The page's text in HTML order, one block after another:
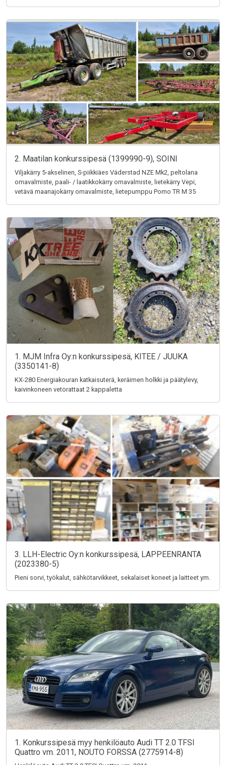
2. Maatilan konkurssipesä (1399990-9), SOINI
Viljakärry 5-akselinen, S-piikkiäes Väderstad NZE Mk2, peltolana
omavalmiste, paali- / laatikkokärry omavalmiste, lietekärry Vepi,
vetävä maanajokärry omavalmiste, lietepumppu Pomo TR M 35
1. MJM Infra Oy:n konkurssipesä, KITEE / JUUKA
(3350141-8)
KX-280 Energiakouran katkaisuterä, keräimen holkki ja päätylevy,
kaivinkoneen vetorattaat 2 kappaletta
3. LLH-Electric Oy:n konkurssipesä, LAPPEENRANTA
(2023380-5)
Pieni sorvi, työkalut, sähkötarvikkeet, sekalaiset koneet ja laitteet ym.
1. Konkurssipesä myy henkilöauto Audi TT 2.0 TFSI
Quattro vm. 2011, NOUTO FORSSA (2775914-8)